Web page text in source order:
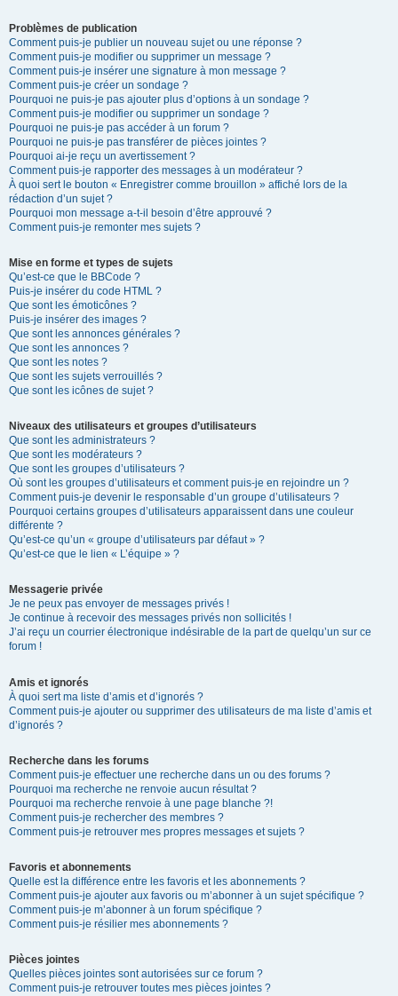
Problèmes de publication
Comment puis-je publier un nouveau sujet ou une réponse ?
Comment puis-je modifier ou supprimer un message ?
Comment puis-je insérer une signature à mon message ?
Comment puis-je créer un sondage ?
Pourquoi ne puis-je pas ajouter plus d’options à un sondage ?
Comment puis-je modifier ou supprimer un sondage ?
Pourquoi ne puis-je pas accéder à un forum ?
Pourquoi ne puis-je pas transférer de pièces jointes ?
Pourquoi ai-je reçu un avertissement ?
Comment puis-je rapporter des messages à un modérateur ?
À quoi sert le bouton « Enregistrer comme brouillon » affiché lors de la
rédaction d’un sujet ?
Pourquoi mon message a-t-il besoin d’être approuvé ?
Comment puis-je remonter mes sujets ?
Mise en forme et types de sujets
Qu’est-ce que le BBCode ?
Puis-je insérer du code HTML ?
Que sont les émoticônes ?
Puis-je insérer des images ?
Que sont les annonces générales ?
Que sont les annonces ?
Que sont les notes ?
Que sont les sujets verrouillés ?
Que sont les icônes de sujet ?
Niveaux des utilisateurs et groupes d’utilisateurs
Que sont les administrateurs ?
Que sont les modérateurs ?
Que sont les groupes d’utilisateurs ?
Où sont les groupes d’utilisateurs et comment puis-je en rejoindre un ?
Comment puis-je devenir le responsable d’un groupe d’utilisateurs ?
Pourquoi certains groupes d’utilisateurs apparaissent dans une couleur
différente ?
Qu’est-ce qu’un « groupe d’utilisateurs par défaut » ?
Qu’est-ce que le lien « L’équipe » ?
Messagerie privée
Je ne peux pas envoyer de messages privés !
Je continue à recevoir des messages privés non sollicités !
J’ai reçu un courrier électronique indésirable de la part de quelqu’un sur ce
forum !
Amis et ignorés
À quoi sert ma liste d’amis et d’ignorés ?
Comment puis-je ajouter ou supprimer des utilisateurs de ma liste d’amis et
d’ignorés ?
Recherche dans les forums
Comment puis-je effectuer une recherche dans un ou des forums ?
Pourquoi ma recherche ne renvoie aucun résultat ?
Pourquoi ma recherche renvoie à une page blanche ?!
Comment puis-je rechercher des membres ?
Comment puis-je retrouver mes propres messages et sujets ?
Favoris et abonnements
Quelle est la différence entre les favoris et les abonnements ?
Comment puis-je ajouter aux favoris ou m’abonner à un sujet spécifique ?
Comment puis-je m’abonner à un forum spécifique ?
Comment puis-je résilier mes abonnements ?
Pièces jointes
Quelles pièces jointes sont autorisées sur ce forum ?
Comment puis-je retrouver toutes mes pièces jointes ?